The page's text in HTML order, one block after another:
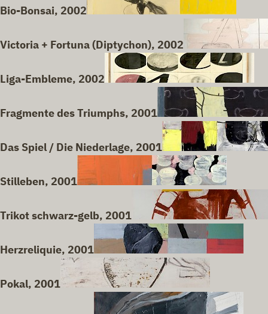
Bio-Bonsai, 2002
Victoria + Fortuna (Diptychon), 2002
Liga-Embleme, 2002
Fragmente des Triumphs, 2001
Das Spiel / Die Niederlage, 2001
Stilleben, 2001
Trikot schwarz-gelb, 2001
Herzreliquie, 2001
Pokal, 2001